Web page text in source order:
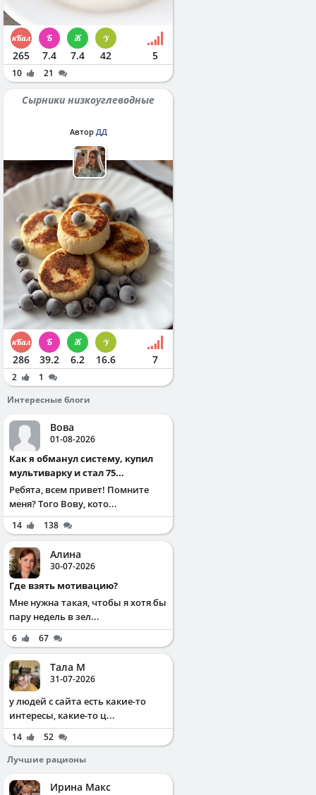
265 7.4 7.4 42 5
10 21
Сырники низкоуглеводные
Автор ДД
286 39.2 6.2 16.6 7
2
1
Интересные блоги
Вова
01-08-2026
Как я обманул систему, купил
мультиварку и стал 75...
Ребята, всем привет! Помните
меня? Того Вову, кото...
14 138
Алина
30-07-2026
Где взять мотивацию?
Мне нужна такая, чтобы я хотя бы
пару недель в зел...
6 67
Тала М
31-07-2026
у людей с сайта есть какие-то
интересы, какие-то ц...
14
52
Лучшие рационы
Ирина Макс